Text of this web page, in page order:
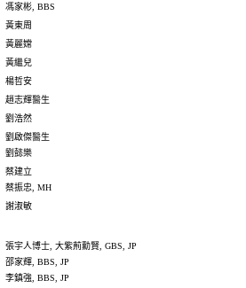
馮家彬, BBS
黃東周
黃麗嫦
黃繼兒
楊哲安
趙志輝醫生
劉浩然
劉啟傑醫生
劉懿樂
蔡建立
蔡振忠, MH
謝淑敏
張宇人博士, 大紫荊勳賢, GBS, JP
邵家輝, BBS, JP
李鎮強, BBS, JP